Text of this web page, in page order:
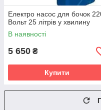
Електро насос для бочок
Вольт 25 літрів у хвилину
В наявності
5 650 ₴
Купити